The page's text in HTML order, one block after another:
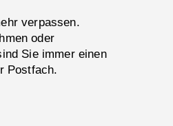
verpassen.
oder
Sie immer einen
Postfach.